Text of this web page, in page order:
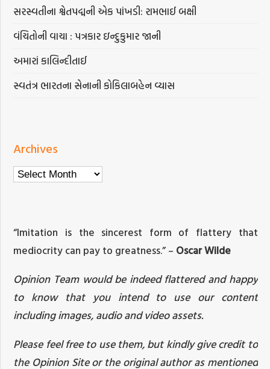
સરસ્વતીના શ્વેતપદ્મની એક પાંખડી: રામભાઈ બક્ષી
વંચિતોની વાચા : પત્રકાર ઇન્દુકુમાર જાની
અમારાં કાલિન્દીતાઈ
સ્વતંત્ર ભારતના સેનાની કોકિલાબહેન વ્યાસ
Archives
Archives
“Imitation is the sincerest form of flattery that
mediocrity can pay to greatness.” – Oscar Wilde
Opinion Team would be indeed flattered and happy
to know that you intend to use our content
including images, audio and video assets.
Please feel free to use them, but kindly give credit to
the Opinion Site or the original author as mentioned